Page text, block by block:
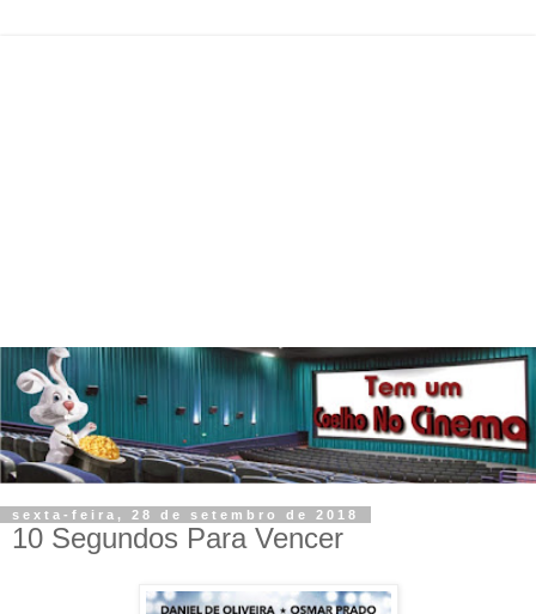
sexta-feira, 28 de setembro de 2018
10 Segundos Para Vencer